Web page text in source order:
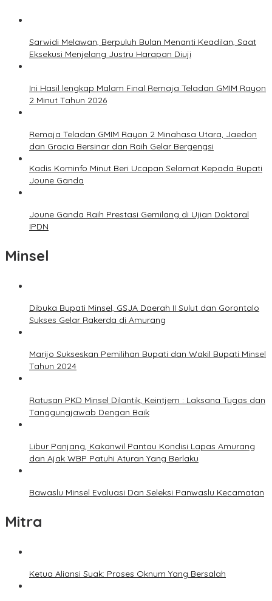
Sarwidi Melawan, Berpuluh Bulan Menanti Keadilan, Saat
Eksekusi Menjelang Justru Harapan Diuji
Ini Hasil lengkap Malam Final Remaja Teladan GMIM Rayon
2 Minut Tahun 2026
Remaja Teladan GMIM Rayon 2 Minahasa Utara, Jaedon
dan Gracia Bersinar dan Raih Gelar Bergengsi
Kadis Kominfo Minut Beri Ucapan Selamat Kepada Bupati
Joune Ganda
Joune Ganda Raih Prestasi Gemilang di Ujian Doktoral
IPDN
Minsel
Dibuka Bupati Minsel, GSJA Daerah II Sulut dan Gorontalo
Sukses Gelar Rakerda di Amurang
Marijo Sukseskan Pemilihan Bupati dan Wakil Bupati Minsel
Tahun 2024
Ratusan PKD Minsel Dilantik, Keintjem : Laksana Tugas dan
Tanggungjawab Dengan Baik
Libur Panjang, Kakanwil Pantau Kondisi Lapas Amurang
dan Ajak WBP Patuhi Aturan Yang Berlaku
Bawaslu Minsel Evaluasi Dan Seleksi Panwaslu Kecamatan
Mitra
Ketua Aliansi Suak: Proses Oknum Yang Bersalah